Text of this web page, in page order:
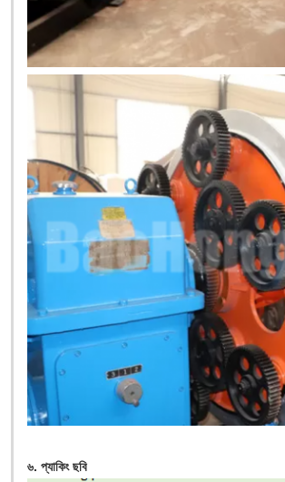
৬. প্যাকিং ছবি